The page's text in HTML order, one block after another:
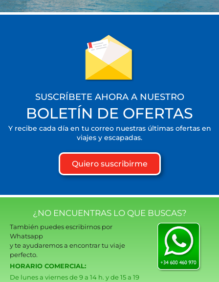
SUSCRÍBETE AHORA A NUESTRO
BOLETÍN DE OFERTAS
Y recibe cada día en tu correo nuestras últimas ofertas en
viajes y escapadas.
Quiero suscribirme
¿NO ENCUENTRAS LO QUE BUSCAS?
También puedes escribirnos por
Whatsapp
y te ayudaremos a encontrar tu viaje
perfecto.
HORARIO COMERCIAL:
De lunes a viernes de 9 a 14 h. y de 15 a 19